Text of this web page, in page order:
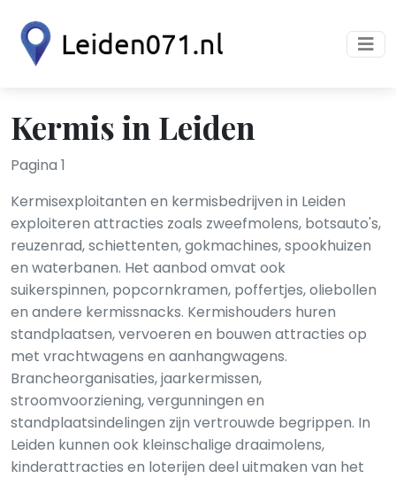
Kermis in Leiden
Pagina 1
Kermisexploitanten en kermisbedrijven in Leiden
exploiteren attracties zoals zweefmolens, botsauto's,
reuzenrad, schiettenten, gokmachines, spookhuizen
en waterbanen. Het aanbod omvat ook
suikerspinnen, popcornkramen, poffertjes, oliebollen
en andere kermissnacks. Kermishouders huren
standplaatsen, vervoeren en bouwen attracties op
met vrachtwagens en aanhangwagens.
Brancheorganisaties, jaarkermissen,
stroomvoorziening, vergunningen en
standplaatsindelingen zijn vertrouwde begrippen. In
Leiden kunnen ook kleinschalige draaimolens,
kinderattracties en loterijen deel uitmaken van het